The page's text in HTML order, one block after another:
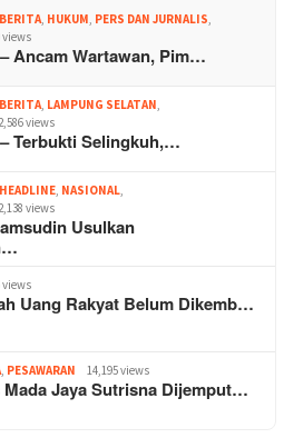
BERITA, HUKUM, PERS DAN JURNALIS,
views
Ancam Wartawan, Pim…
BERITA, LAMPUNG SELATAN,
views
Terbukti Selingkuh,…
HEADLINE, NASIONAL,
views
Usulkan
views
Uang Rakyat Belum Dikemb…
, PESAWARAN 14,195 views
Mada Jaya Sutrisna Dijemput…